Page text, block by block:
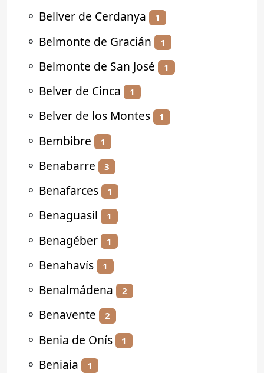
⚬ Bellver de Cerdanya 1
⚬ Belmonte de Gracián 1
⚬ Belmonte de San José 1
⚬ Belver de Cinca 1
⚬ Belver de los Montes 1
⚬ Bembibre 1
⚬ Benabarre 3
⚬ Benafarces 1
⚬ Benaguasil 1
⚬ Benagéber 1
⚬ Benahavís 1
⚬ Benalmádena 2
⚬ Benavente 2
⚬ Benia de Onís 1
⚬ Beniaia 1